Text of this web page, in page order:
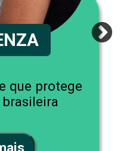
que protege